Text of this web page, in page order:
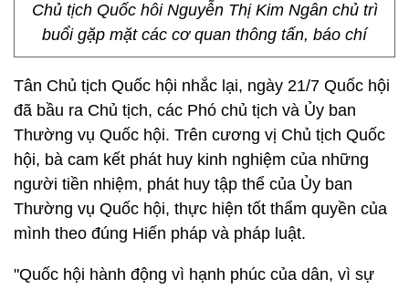
Chủ tịch Quốc hôi Nguyễn Thị Kim Ngân chủ trì
buổi gặp mặt các cơ quan thông tấn, báo chí
Tân Chủ tịch Quốc hội nhắc lại, ngày 21/7 Quốc hội
đã bầu ra Chủ tịch, các Phó chủ tịch và Ủy ban
Thường vụ Quốc hội. Trên cương vị Chủ tịch Quốc
hội, bà cam kết phát huy kinh nghiệm của những
người tiền nhiệm, phát huy tập thể của Ủy ban
Thường vụ Quốc hội, thực hiện tốt thẩm quyền của
mình theo đúng Hiến pháp và pháp luật.
"Quốc hội hành động vì hạnh phúc của dân, vì sự